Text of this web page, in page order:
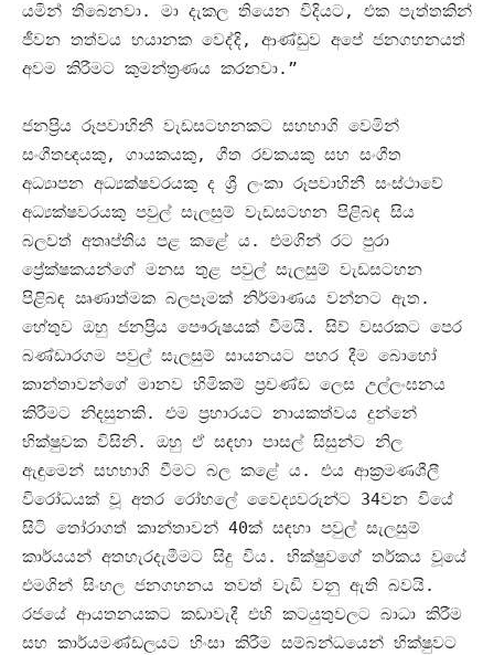
යමින් තිබෙනවා. මා දැකල තියෙන විදියට, එක පැත්තකින්
ජීවන තත්වය භයානක වෙද්දි, ආණ්ඩුව අපේ ජනගහනයත්
අවම කිරීමට කුමන්ත්‍රණය කරනවා.”
ජනප්‍රිය රූපවාහිනී වැඩසටහනකට සහභාගි වෙමින්
සංගීතඥයකු, ගායකයකු, ගීත රචකයකු සහ සංගීත
අධ්‍යාපන අධ්‍යක්ෂවරයකු ද ශ්‍රී ලංකා රූපවාහිනී සංස්ථාවේ
අධ්‍යක්ෂවරයකු පවුල් සැලසුම් වැඩසටහන පිළිබඳ සිය
බලවත් අතෘප්තිය පළ කළේ ය. එමගින් රට පුරා
ප්‍රේක්ෂකයන්ගේ මනස තුළ පවුල් සැලසුම් වැඩසටහන
පිළිබඳ ඍණාත්මක බලපෑමක් නිර්මාණය වන්නට ඇත .
හේතුව ඔහු ජනප්‍රිය පෞරුෂයක් වීමයි. සිව් වසරකට පෙර
බණ්ඩාරගම පවුල් සැලසුම් සායනයට පහර දීම බොහෝ
කාන්තාවන්ගේ මානව හිමිකම් ප්‍රචණ්ඩ ලෙස උල්ලංඝනය
කිරීමට නිදසුනකි. එම ප්‍රහාරයට නායකත්වය දුන්නේ
භික්ෂුවක විසිනි. ඔහු ඒ සඳහා පාසල් සිසුන්ට නිල
ඇඳුමෙන් සහභාගි වීමට බල කළේ ය. එය ආක්‍රමණශීලී
විරෝධයක් වූ අතර රෝහලේ වෛද්‍යවරුන්ට 34වන වියේ
සිටි තෝරාගත් කාන්තාවන් 40ක් සඳහා පවුල් සැලසුම්
කාර්යයන් අතහැරදැමීමට සිදු විය. භික්ෂුවගේ තර්කය වූයේ
එමගින් සිංහල ජනගහනය තවත් වැඩි වනු ඇති බවයි.
රජයේ ආයතනයකට කඩාවැදී එහි කටයුතුවලට බාධා කිරීම
සහ කාර්යමණ්ඩලයට හිංසා කිරීම සම්බන්ධයෙන් භික්ෂුවට